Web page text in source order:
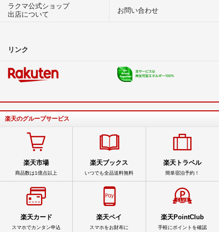
ラクマ公式ショップ
出店について
お問い合わせ
リンク
楽天のグループサービス
楽天市場
商品数は1億点以上
楽天ブックス
いつでも全品送料無料
楽天トラベル
簡単宿泊予約！
楽天カード
スマホでカンタン申込
楽天ペイ
スマホをお財布に
楽天PointClub
手軽にポイントを確認